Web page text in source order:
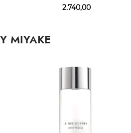
2.740,00
MIYAKE